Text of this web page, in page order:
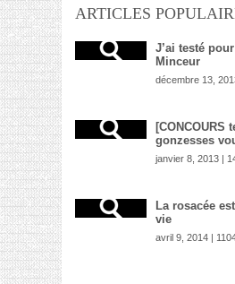
ARTICLES
J’ai testé
Minceur
décembre 13,
[CONCOURS
gonzesses
janvier 8, 2013 |
La rosacée
vie
avril 9, 2014 |